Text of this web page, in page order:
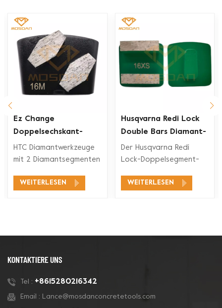
Ez Change
Doppelsechskant-
Segment-Diamant-
Schleifschuh
HTC Diamantwerkzeuge
mit 2 Diamantsegmenten
breites
WEITERLESEN
Husqvarna Redi Lock
Double Bars Diamant-
Schleifschuh für
Betonboden
Der Husqvarna Redi
Lock-Doppelsegment-
mit den Husqvarna Redi
WEITERLESEN
KONTAKTIERE UNS
Tel : +8615280216342
Email : Lance@mosdanconcretetools.com